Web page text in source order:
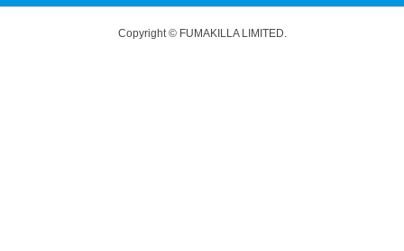
Copyright © FUMAKILLA LIMITED.